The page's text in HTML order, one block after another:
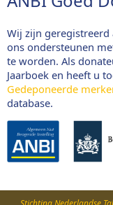
Wij zijn geregistreerd
ons ondersteunen
te worden. Als
Jaarboek en heeft u
Gedeponeerde
database.